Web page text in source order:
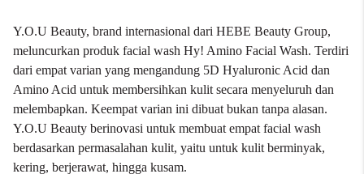
Y.O.U Beauty, brand internasional dari HEBE Beauty Group,
meluncurkan produk facial wash Hy! Amino Facial Wash. Terdiri
dari empat varian yang mengandung 5D Hyaluronic Acid dan
Amino Acid untuk membersihkan kulit secara menyeluruh dan
melembapkan. Keempat varian ini dibuat bukan tanpa alasan.
Y.O.U Beauty berinovasi untuk membuat empat facial wash
berdasarkan permasalahan kulit, yaitu untuk kulit berminyak,
kering, berjerawat, hingga kusam.